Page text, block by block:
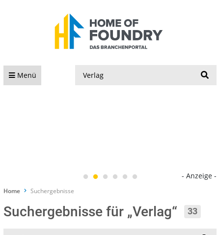
Menü
- Anzeige -
Home Suchergebnisse
Suchergebnisse für „Verlag“ 33